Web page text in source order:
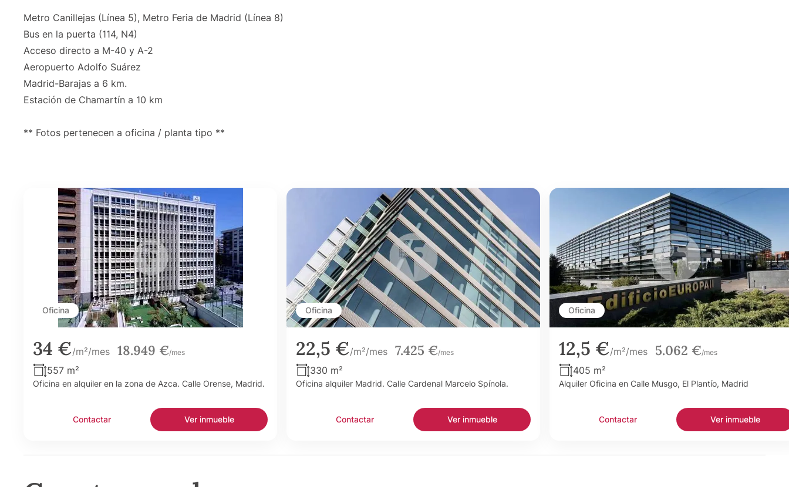
Metro Canillejas (Línea 5), Metro Feria de Madrid (Línea 8)
Bus en la puerta (114, N4)
Acceso directo a M-40 y A-2
Aeropuerto Adolfo Suárez
Madrid-Barajas a 6 km.
Estación de Chamartín a 10 km
** Fotos pertenecen a oficina / planta tipo **
Oficina
34 €/m²/mes 18.949 €/mes
557 m²
Oficina en alquiler en la zona de Azca. Calle Orense, Madrid.
Contactar Ver inmueble
Oficina
22,5 €/m²/mes 7.425 €/mes
330 m²
Oficina alquiler Madrid. Calle Cardenal Marcelo Spínola.
Contactar Ver inmueble
Oficina
12,5 €/m²/mes 5.062 €/mes
405 m²
Alquiler Oficina en Calle Musgo, El Plantío, Madrid
Contactar Ver inmueble